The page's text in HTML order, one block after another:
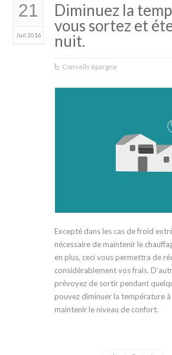
21
Juil 2016
Diminuez la
vous sortez et
nuit.
Conseils épargne
Excepté dans les cas de froid
nécessaire de maintenir le
en plus, ceci vous permettra de
considérablement vos frais.
prévoyez de sortir pendant
pouvez diminuer la température
maintenir le niveau de confort.